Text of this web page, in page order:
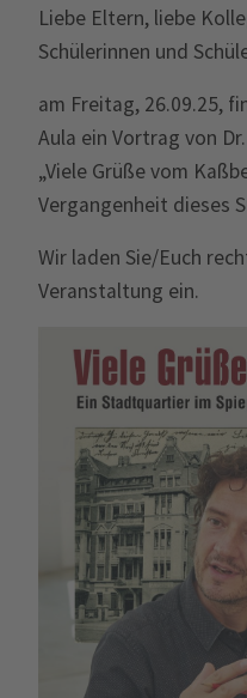
Liebe Eltern, liebe
Schülerinnen und
am Freitag, 26.09.25,
Aula ein Vortrag von
„Viele Grüße vom
Vergangenheit dieses
Wir laden Sie/Euch
Veranstaltung ein.